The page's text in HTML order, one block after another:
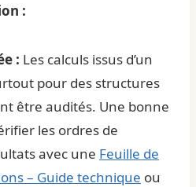
:
: Les calculs issus d’un
pour des structures
être audités. Une bonne
les ordres de
avec une Feuille de
– Guide technique ou